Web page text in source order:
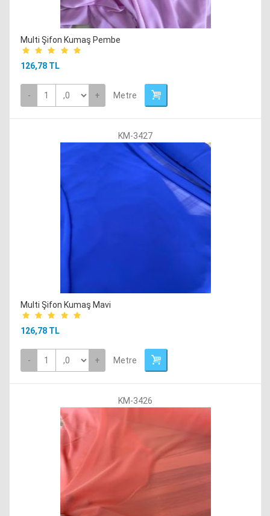
Multi Şifon Kumaş Pembe
126,78 TL
- + Metre
KM-3427
Multi Şifon Kumaş Mavi
126,78 TL
- + Metre
KM-3426